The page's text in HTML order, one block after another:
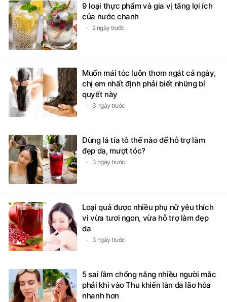
9 loại thực phẩm và gia vị tăng lợi ích
của nước chanh
2 ngày trước
Muốn mái tóc luôn thơm ngát cả ngày,
chị em nhất định phải biết những bí
quyết này
3 ngày trước
Dùng lá tía tô thế nào để hỗ trợ làm
đẹp da, mượt tóc?
3 ngày trước
Loại quả được nhiều phụ nữ yêu thích
vì vừa tươi ngon, vừa hỗ trợ làm đẹp
da
3 ngày trước
5 sai lầm chống nắng nhiều người mắc
phải khi vào Thu khiến làn da lão hóa
nhanh hơn